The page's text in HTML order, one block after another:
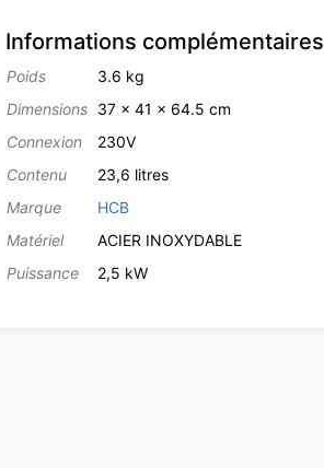
Informations complémentaires
Poids
3.6 kg
Dimensions
37 × 41 × 64.5 cm
Connexion
230V
Contenu
23,6 litres
Marque
HCB
Matériel
ACIER INOXYDABLE
Puissance
2,5 kW